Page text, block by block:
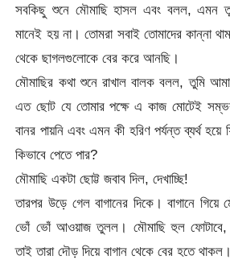
সবকিছু শুনে মৌমাছি হাসল এবং বলল, এমন
মানেই হয় না। তোমরা সবাই তোমাদের কান্না
থেকে ছাগলগুলোকে বের করে আনছি।
মৌমাছির কথা শুনে রাখাল বালক বলল, তুমি
এত ছোট যে তোমার পক্ষে এ কাজ মোটেই
বানর পায়নি এবং এমন কী হরিণ পর্যন্ত ব্যর্থ
কিভাবে পেতে পার?
মৌমাছি একটা ছোট্ট জবাব দিল, দেখাচ্ছি!
তারপর উড়ে গেল বাগানের দিকে। বাগানে গিয়ে
ভোঁ ভোঁ আওয়াজ তুলল। মৌমাছি হুল ফোটাবে,
তাই তারা দৌড় দিয়ে বাগান থেকে বের হতে থাকল।